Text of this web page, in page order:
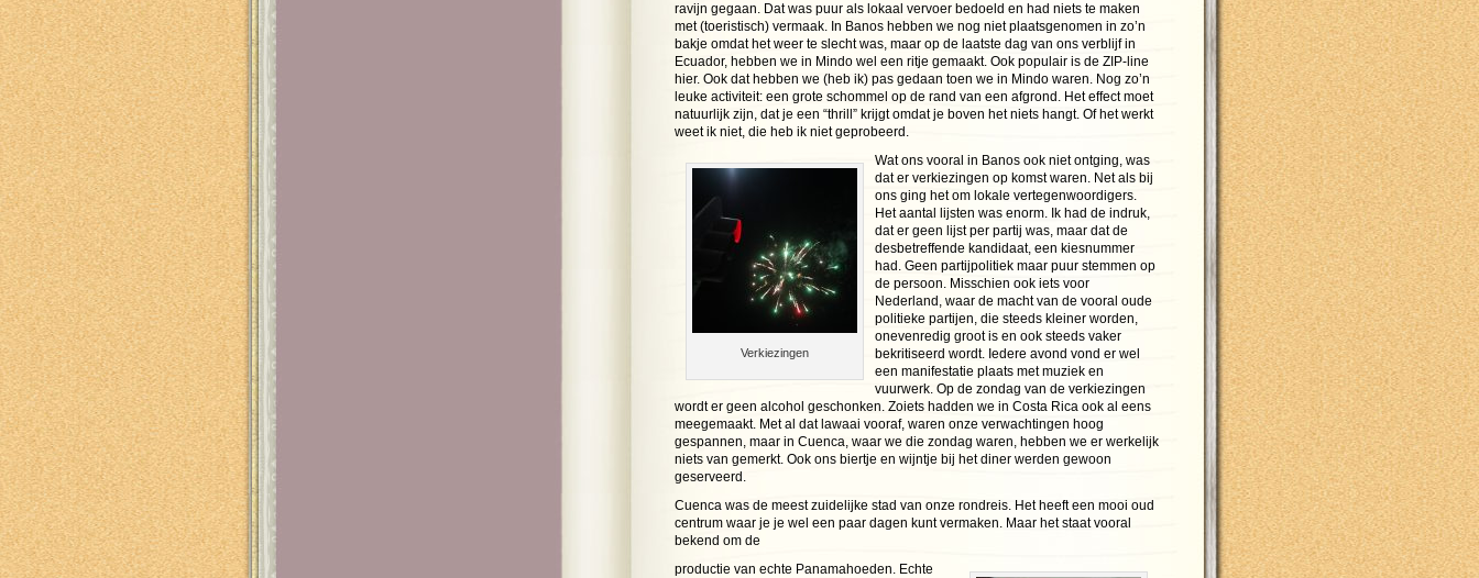
ravijn gegaan. Dat was puur als lokaal vervoer bedoeld en had niets te maken
met (toeristisch) vermaak. In Banos hebben we nog niet plaatsgenomen in zo’n
bakje omdat het weer te slecht was, maar op de laatste dag van ons verblijf in
Ecuador, hebben we in Mindo wel een ritje gemaakt. Ook populair is de ZIP-line
hier. Ook dat hebben we (heb ik) pas gedaan toen we in Mindo waren. Nog zo’n
leuke activiteit: een grote schommel op de rand van een afgrond. Het effect moet
natuurlijk zijn, dat je een “thrill” krijgt omdat je boven het niets hangt. Of het werkt
weet ik niet, die heb ik niet geprobeerd.
Verkiezingen
Wat ons vooral in Banos ook niet ontging, was
dat er verkiezingen op komst waren. Net als bij
ons ging het om lokale vertegenwoordigers.
Het aantal lijsten was enorm. Ik had de indruk,
dat er geen lijst per partij was, maar dat de
desbetreffende kandidaat, een kiesnummer
had. Geen partijpolitiek maar puur stemmen op
de persoon. Misschien ook iets voor
Nederland, waar de macht van de vooral oude
politieke partijen, die steeds kleiner worden,
onevenredig groot is en ook steeds vaker
bekritiseerd wordt. Iedere avond vond er wel
een manifestatie plaats met muziek en
vuurwerk. Op de zondag van de verkiezingen
wordt er geen alcohol geschonken. Zoiets hadden we in Costa Rica ook al eens
meegemaakt. Met al dat lawaai vooraf, waren onze verwachtingen hoog
gespannen, maar in Cuenca, waar we die zondag waren, hebben we er werkelijk
niets van gemerkt. Ook ons biertje en wijntje bij het diner werden gewoon
geserveerd.
Cuenca was de meest zuidelijke stad van onze rondreis. Het heeft een mooi oud
centrum waar je je wel een paar dagen kunt vermaken. Maar het staat vooral
bekend om de
productie van echte Panamahoeden. Echte